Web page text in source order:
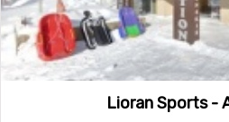
Lioran Sports -